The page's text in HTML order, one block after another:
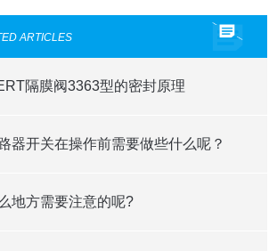
ARTICLES
隔膜阀3363型的密封原理
器开关在操作前需要做些什么呢？
地方需要注意的呢?